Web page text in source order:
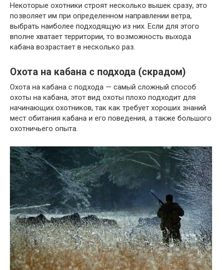
Некоторые охотники строят несколько вышек сразу, это
позволяет им при определенном направлении ветра,
выбрать наиболее подходящую из них. Если для этого
вполне хватает территории, то возможность выхода
кабана возрастает в несколько раз.
Охота на кабана с подхода (скрадом)
Охота на кабана с подхода — самый сложный способ
охоты на кабана, этот вид охоты плохо подходит для
начинающих охотников, так как требует хороших знаний
мест обитания кабана и его поведения, а также большого
охотничьего опыта.